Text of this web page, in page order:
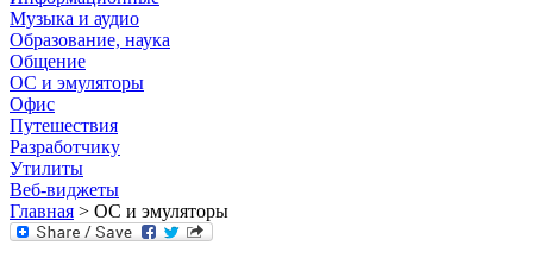
Музыка и аудио
Образование, наука
Общение
ОС и эмуляторы
Офис
Путешествия
Разработчику
Утилиты
Веб-виджеты
Главная > ОС и эмуляторы